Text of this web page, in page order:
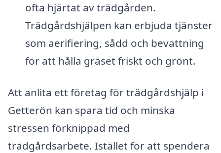
ofta hjärtat av trädgården.
Trädgårdshjälpen kan erbjuda tjänster
som aerifiering, sådd och bevattning
för att hålla gräset friskt och grönt.
Att anlita ett företag för trädgårdshjälp i
Getterön kan spara tid och minska
stressen förknippad med
trädgårdsarbete. Istället för att spendera